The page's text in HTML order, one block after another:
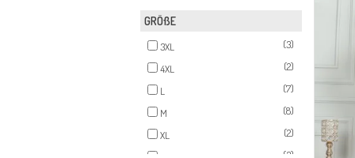
GRÖßE
3XL
(3)
4XL
(2)
L
(7)
M
(8)
XL
(2)
(3)